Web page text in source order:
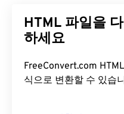
HTML 파일을
하세요
FreeConvert.com HTML 파일을 다음과 같은 다른 형
식으로 변환할 수 있습